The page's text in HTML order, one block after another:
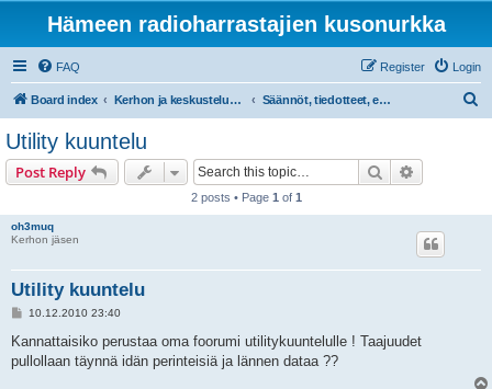
Hämeen radioharrastajien kusonurkka
FAQ Login
Register
Board index Kerhon ja keskustelupalstan tiedotteet Säännöt, tiedotteet, ehdotukset
Utility kuuntelu
Post Reply Search
2 posts • Page 1 of 1
oh3muq
Kerhon jäsen
Utility kuuntelu
P
s
10.12.2010 23:40
Kannattaisiko perustaa oma foorumi utilitykuuntelulle ! Taajuudet
pullollaan täynnä idän perinteisiä ja lännen dataa ??